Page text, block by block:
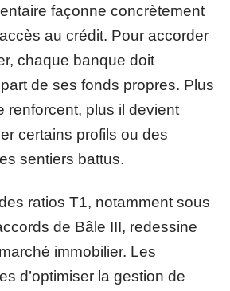
façonne concrètement
au crédit. Pour accorder
chaque banque doit
de ses fonds propres. Plus
renforcent, plus il devient
certains profils ou des
sentiers battus.
ratios T1, notamment sous
de Bâle III, redessine
immobilier. Les
d’optimiser la gestion de